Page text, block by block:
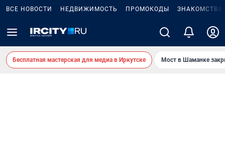
ВСЕ НОВОСТИ НЕДВИЖИМОСТЬ ПРОМОКОДЫ ЗНАКОМСТВА
Бесплатная мастерская для медиа в Иркутске Мост в Шаманке